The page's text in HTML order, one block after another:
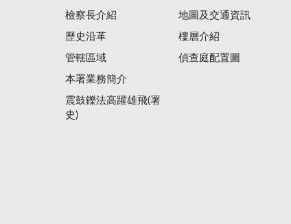
檢察長介紹
歷史沿革
管轄區域
本署業務簡介
震鼓鑠法高躍雄飛(署
史)
地圖及交通資訊
樓層介紹
偵查庭配置圖